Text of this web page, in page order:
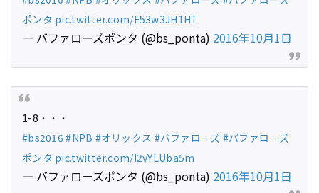
ポンタ pic.twitter.com/F53w3JH1HT
— バファローズポンタ (@bs_ponta) 2016年10月1日
1-8・・・
#bs2016 #NPB #オリックス #バファローズ #バファローズ
ポンタ pic.twitter.com/I2vYLUba5m
— バファローズポンタ (@bs_ponta) 2016年10月1日